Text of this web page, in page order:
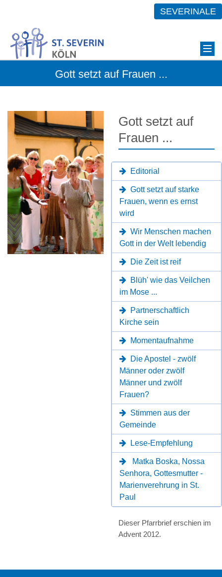
SEVERINALE
Gott setzt auf Frauen ...
Gott setzt auf
Frauen ...
Editorial
Gott setzt auf starke
Frauen, wenn es ernst
wird
Wir Menschen machen
Gott in der Welt lebendig
Die Zeit ist reif
Blüh' wie das Veilchen
im Mose ...
Partnerschaftlich
Kirche sein
Momentaufnahme
Die Apostel - zwölf
Männer oder zwölf
Männer und zwölf
Frauen?
Stimmen aus der
Gemeinde
Lese-Empfehlung
Matka Boska, Nossa
Senhora, Gottesmutter -
Marienverehrung in St.
Paul
Dieser Pfarrbrief erschien im
Advent 2012.